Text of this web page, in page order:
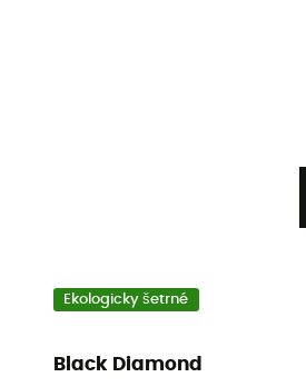
Ekologicky šetrné
Black Diamond